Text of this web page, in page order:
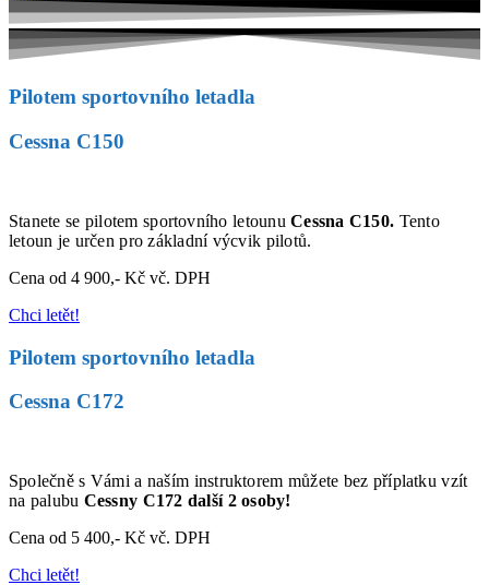
Pilotem sportovního letadla
Cessna C150
Stanete se pilotem sportovního letounuCessna C150. Tento
letoun je určen pro základní výcvik pilotů.
Cena od 4 900,- Kč vč. DPH
Chci letět!
Pilotem sportovního letadla
Cessna C172
Společně s Vámi a naším instruktorem můžete bez příplatku vzít
na palubu Cessny C172 další 2 osoby!
Cena od 5 400,- Kč vč. DPH
Chci letět!